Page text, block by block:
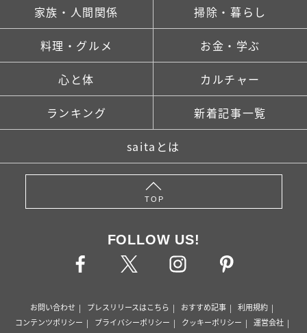
家族・人間関係 掃除・暮らし
料理・グルメ お金・学ぶ
心と体 カルチャー
ランキング 新着記事一覧
saitaとは
TOP
FOLLOW US!
お問い合わせ プレスリリースはこちら おすすめ記事
利用規約
コンテンツポリシー
プライバシーポリシー クッキーポリシー
運営会社